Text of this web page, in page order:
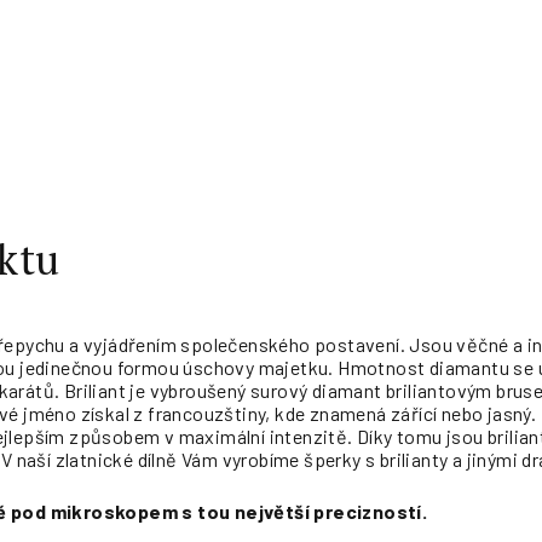
a vyjádřením společenského postavení. Jsou věčné a
jedinečnou formou úschovy majetku. Hmotnost diamantu se
karátů. Briliant je vybroušený surový diamant briliantovým
jméno získal z francouzštiny, kde znamená zářící nebo jasný.
způsobem v maximální intenzitě. Díky tomu jsou
naší zlatnické dílně Vám vyrobíme šperky s brilianty a jinými
pod mikroskopem s tou největší precizností.